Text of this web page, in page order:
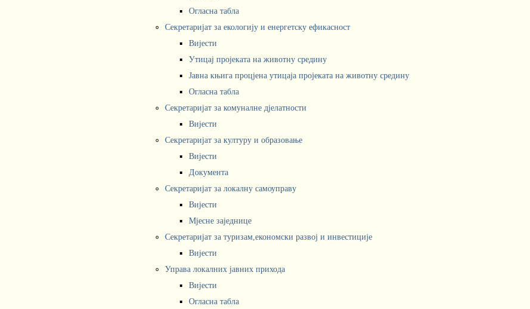
Огласна табла
Секретаријат за екологију и енергетску ефикасност
Вијести
Утицај пројеката на животну средину
Јавна књига процјена утицаја пројеката на животну средину
Огласна табла
Секретаријат за комуналне дјелатности
Вијести
Секретаријат за културу и образовање
Вијести
Документа
Секретаријат за локалну самоуправу
Вијести
Мјесне заједнице
Секретаријат за туризам,економски развој и инвестиције
Вијести
Управа локалних јавних прихода
Вијести
Огласна табла